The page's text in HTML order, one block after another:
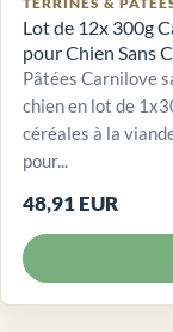
Lot de 12x 300g
pour Chien Sans
Pâtées Carnilove
chien en lot de
céréales à la
pour...
48,91 EUR